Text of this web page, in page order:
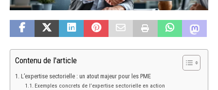
Contenu de l'article
L’expertise sectorielle : un atout majeur pour les PME
Exemples concrets de l’expertise sectorielle en action